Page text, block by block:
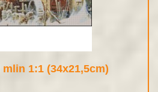
mlin 1:1 (34x21,5cm)